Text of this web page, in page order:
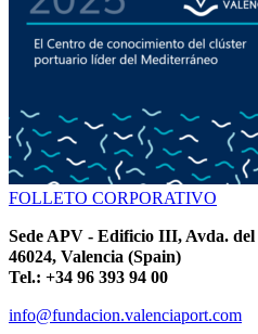
FOLLETO CORPORATIVO
Sede APV - Edificio III, Avda.
46024, Valencia (Spain)
Tel.: +34 96 393 94 00
info@fundacion.valenciaport.com